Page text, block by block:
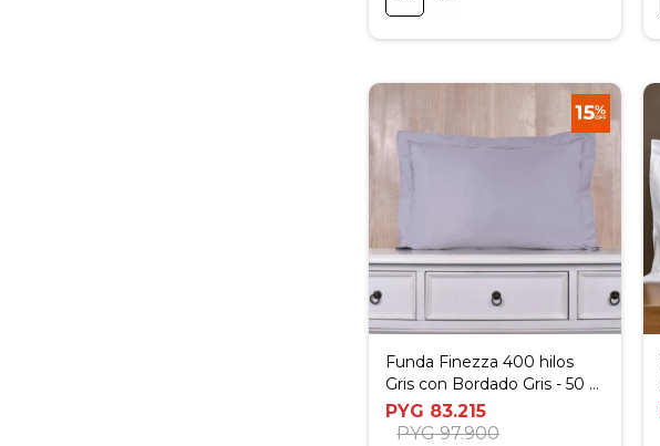
Funda Finezza 400 hilos
Gris con Bordado Gris - 50 x
70
PYG 83.215
PYG 97.900